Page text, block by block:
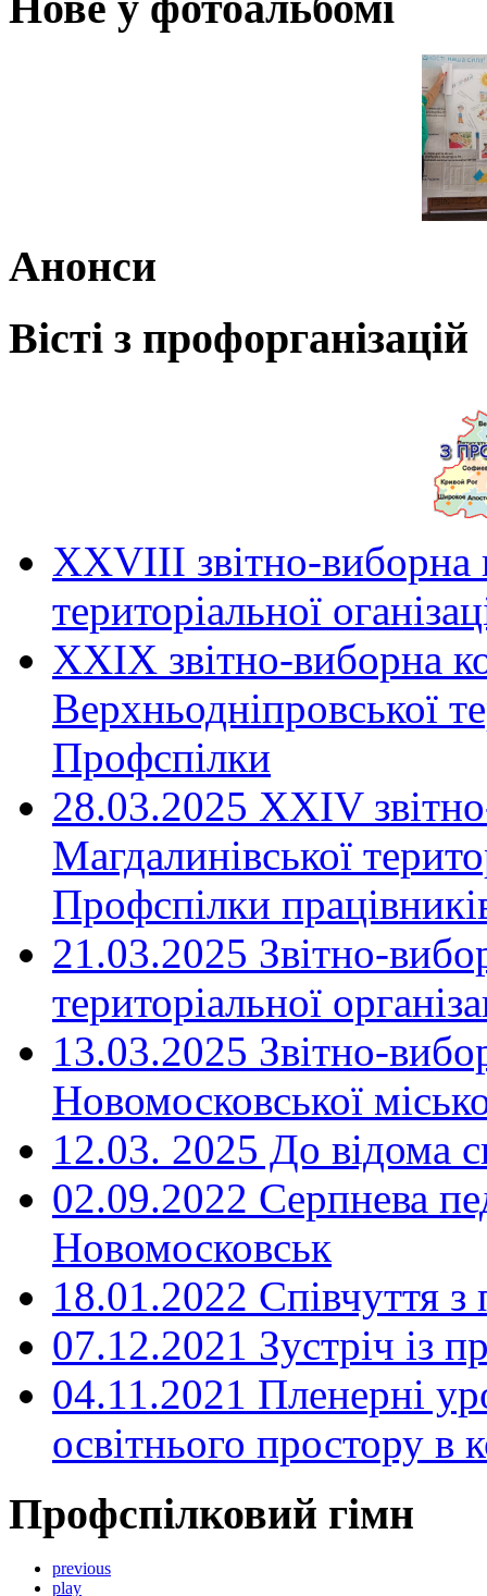
Анонси
Вісті з профорганізацій
ХХVIII звітно-виборна
територіальної
XXIX звітно-виборна
Верхньодніпровської
Профспілки
28.03.2025 ХХІV
Магдалинівської
Профспілки
21.03.2025 Звітно-
територіальної
13.03.2025 Звітно-
Новомосковської
12.03. 2025 До відома
02.09.2022 Серпнева
Новомосковськ
18.01.2022 Співчуття з
07.12.2021 Зустріч із
04.11.2021 Пленерні
освітнього простору
Профспілковий гімн
previous
play